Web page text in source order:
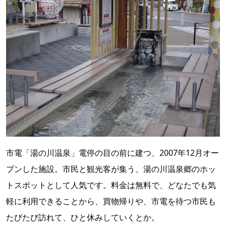
市電「湯の川温泉」電停の目の前に建つ、2007年12月オー
プンした施設。市民と観光客が集う、湯の川温泉郷のホッ
トスポットとして人気です。料金は無料で、どなたでも気
軽に利用できることから、買物帰りや、市電を待つ市民も
たびたび訪れて、ひと休みしていくとか。